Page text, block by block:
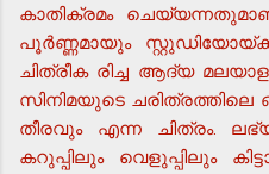
കാതിക്രമം
പൂര്‍ണ്ണമായും
ചിത്രീക രിച്ച ആദ്യ
സിനിമയുടെ
തീരവും എന്ന ചിത്രം.
കറുപ്പിലും വെളുപ്പിലും